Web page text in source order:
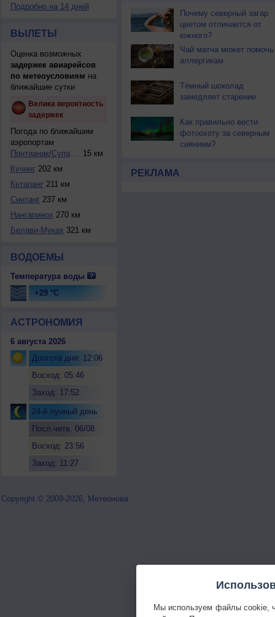
Подробно на 14 дней
ВЫЛЕТЫ
Оценка возможных
задержек авиарейсов
по метеоусловиям на
ближайшие сутки
Велика вероятность
задержек
Погода по ближайшим
аэропортам
Понтианак/Супадио
15 км
Кучинг 202 км
Кетапанг 211 км
Синтанг 237 км
Нангапинох 270 км
Белави-Муках 321 км
ВОДОЕМЫ
Температура воды
+29 °C
АСТРОНОМИЯ
6 августа 2026
Долгота дня: 12:06
Восход: 05:46
Заход: 17:52
24-й лунный день
Посл.четв. 06/08
Восход: 23:56
Заход: 11:27
Почему северный загар
цветом отличается от
южного?
Чай матча может помочь
аллергикам
Тёмный шоколад
замедляет старение
Как правильно вести
фотоохоту за северным
сиянием?
РЕКЛАМА
Copyright © 2009-2026, Метеонова
Мы используем файлы cookie,